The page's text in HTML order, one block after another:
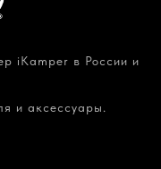
iKamper в России и
и аксессуары.